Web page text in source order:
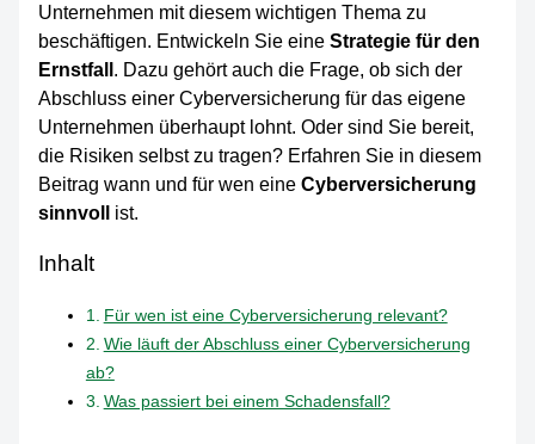
Unternehmen mit diesem wichtigen Thema zu
beschäftigen. Entwickeln Sie eineStrategie für den
Ernstfall . Dazu gehört auch die Frage, ob sich der
Abschluss einer Cyberversicherung für das eigene
Unternehmen überhaupt lohnt. Oder sind Sie bereit,
die Risiken selbst zu tragen? Erfahren Sie in diesem
Beitrag wann und für wen eine Cyberversicherung
sinnvoll
ist.
Inhalt
Für wen ist eine Cyberversicherung relevant?
Wie läuft der Abschluss einer Cyberversicherung
ab?
Was passiert bei einem Schadensfall?